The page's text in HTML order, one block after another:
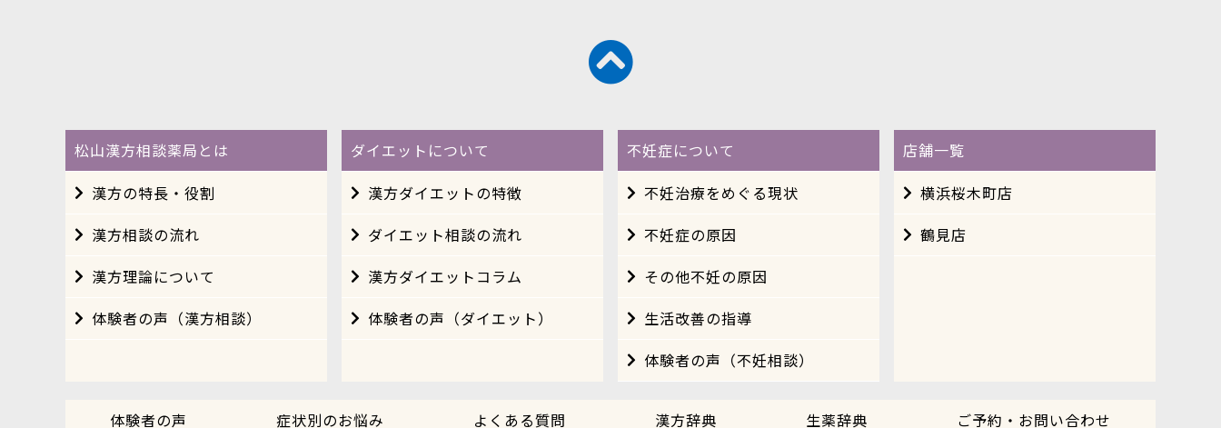
松山漢方相談薬局とは
漢方の特長・役割
漢方相談の流れ
漢方理論について
体験者の声（漢方相談）
ダイエットについて
漢方ダイエットの特徴
ダイエット相談の流れ
漢方ダイエットコラム
体験者の声（ダイエット）
不妊症について
不妊治療をめぐる現状
不妊症の原因
その他不妊の原因
生活改善の指導
体験者の声（不妊相談）
店舗一覧
横浜桜木町店
鶴見店
体験者の声 症状別のお悩み よくある質問 漢方辞典 生薬辞典 ご予約・お問い合わせ